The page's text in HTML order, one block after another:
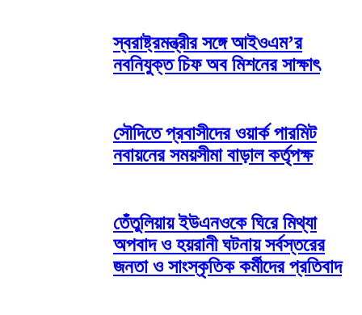
স্বরাষ্ট্রমন্ত্রীর সঙ্গে আইওএম’র
নবনিযুক্ত চিফ অব মিশনের সাক্ষাৎ
সৌদিতে প্রবাসীদের ওয়ার্ক পারমিট
নবায়নের সময়সীমা বাড়াল কর্তৃপক্ষ
তেঁতুলিয়ায় ইউএনওকে ঘিরে মিথ্যা
অপবাদ ও হয়রানী ঘটনায় সর্বস্তরের
জনতা ও সাংস্কৃতিক কর্মীদের প্রতিবাদ